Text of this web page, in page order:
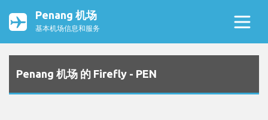
Penang 机场
基本机场信息和服务
Penang 机场 的 Firefly - PEN